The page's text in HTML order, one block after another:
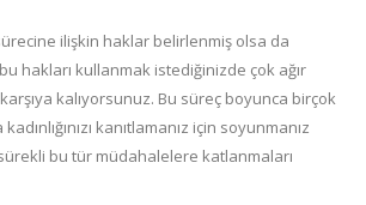
ilişkin haklar belirlenmiş olsa da
hakları kullanmak istediğinizde çok ağır
karşıya kalıyorsunuz. Bu süreç boyunca birçok
kanıtlamanız için soyunmanız
bu tür müdahalelere katlanmaları